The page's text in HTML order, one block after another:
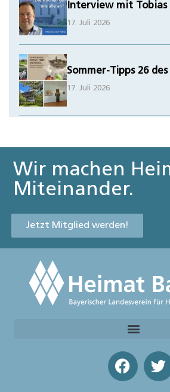
Interview mit Tobias
17. Juli 2026
Sommer-Tipps 26
17. Juli 2026
Wir machen
Miteinander.
Jetzt Mitglied werden!